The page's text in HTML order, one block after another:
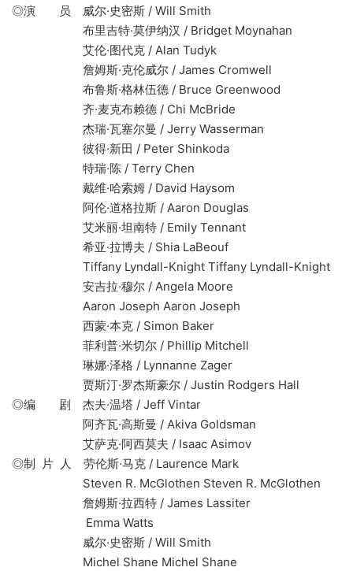
◎演 员 威尔·史密斯 / Will Smith
布里吉特·莫伊纳汉 / Bridget Moynahan
艾伦·图代克 / Alan Tudyk
詹姆斯·克伦威尔 / James Cromwell
布鲁斯·格林伍德 / Bruce Greenwood
齐·麦克布赖德 / Chi McBride
杰瑞·瓦塞尔曼 / Jerry Wasserman
彼得·新田 / Peter Shinkoda
特瑞·陈 / Terry Chen
戴维·哈索姆 / David Haysom
阿伦·道格拉斯 / Aaron Douglas
艾米丽·坦南特 / Emily Tennant
希亚·拉博夫 / Shia LaBeouf
Tiffany Lyndall-Knight Tiffany Lyndall-Knight
安吉拉·穆尔 / Angela Moore
Aaron Joseph Aaron Joseph
西蒙·本克 / Simon Baker
菲利普·米切尔 / Phillip Mitchell
琳娜·泽格 / Lynnanne Zager
贾斯汀·罗杰斯豪尔 / Justin Rodgers Hall
◎编 剧 杰夫·温塔 / Jeff Vintar
阿齐瓦·高斯曼 / Akiva Goldsman
艾萨克·阿西莫夫 / Isaac Asimov
◎制 片 人 劳伦斯·马克 / Laurence Mark
Steven R. McGlothen Steven R. McGlothen
詹姆斯·拉西特 / James Lassiter
Emma Watts
威尔·史密斯 / Will Smith
Michel Shane Michel Shane